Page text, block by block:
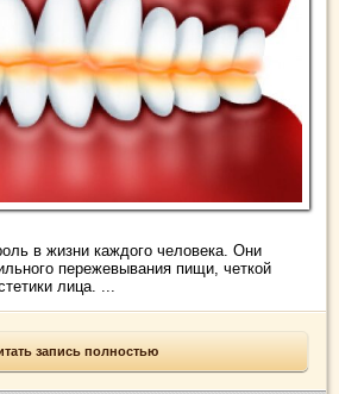
в жизни каждого человека. Они
пережевывания пищи, четкой
лица. ...
запись полностью